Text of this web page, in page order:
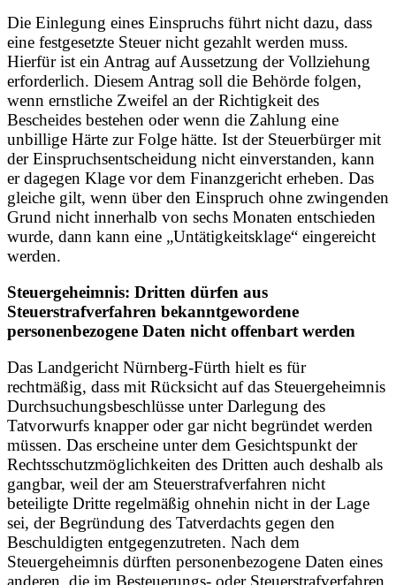
Die Einlegung eines Einspruchs führt nicht dazu, dass
eine festgesetzte Steuer nicht gezahlt werden muss.
Hierfür ist ein Antrag auf Aussetzung der Vollziehung
erforderlich. Diesem Antrag soll die Behörde folgen,
wenn ernstliche Zweifel an der Richtigkeit des
Bescheides bestehen oder wenn die Zahlung eine
unbillige Härte zur Folge hätte. Ist der Steuerbürger mit
der Einspruchsentscheidung nicht einverstanden, kann
er dagegen Klage vor dem Finanzgericht erheben. Das
gleiche gilt, wenn über den Einspruch ohne zwingenden
Grund nicht innerhalb von sechs Monaten entschieden
wurde, dann kann eine „Untätigkeitsklage“ eingereicht
werden.
Steuergeheimnis: Dritten dürfen aus
Steuerstrafverfahren bekanntgewordene
personenbezogene Daten nicht offenbart werden
Das Landgericht Nürnberg-Fürth hielt es für
rechtmäßig, dass mit Rücksicht auf das Steuergeheimnis
Durchsuchungsbeschlüsse unter Darlegung des
Tatvorwurfs knapper oder gar nicht begründet werden
müssen. Das erscheine unter dem Gesichtspunkt der
Rechtsschutzmöglichkeiten des Dritten auch deshalb als
gangbar, weil der am Steuerstrafverfahren nicht
beteiligte Dritte regelmäßig ohnehin nicht in der Lage
sei, der Begründung des Tatverdachts gegen den
Beschuldigten entgegenzutreten. Nach dem
Steuergeheimnis dürften personenbezogene Daten eines
anderen, die im Besteuerungs- oder Steuerstrafverfahren